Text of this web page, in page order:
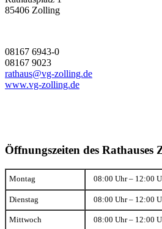
85406 Zolling
08167 6943-0
08167 9023
rathaus@vg-zolling.de
www.vg-zolling.de
Öffnungszeiten des Rathauses
Montag 08:00 Uhr – 12:00
Dienstag 08:00 Uhr – 12:00
Mittwoch 08:00 Uhr – 12:00